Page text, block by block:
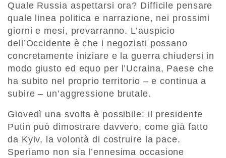
Quale Russia aspettarsi ora? Difficile pensare
quale linea politica e narrazione, nei prossimi
giorni e mesi, prevarranno. L’auspicio
dell’Occidente è che i negoziati possano
concretamente iniziare e la guerra chiudersi in
modo giusto ed equo per l’Ucraina, Paese che
ha subito nel proprio territorio – e continua a
subire – un’aggressione brutale.
Giovedì una svolta è possibile: il presidente
Putin può dimostrare davvero, come già fatto
da Kyiv, la volontà di costruire la pace.
Speriamo non sia l’ennesima occasione